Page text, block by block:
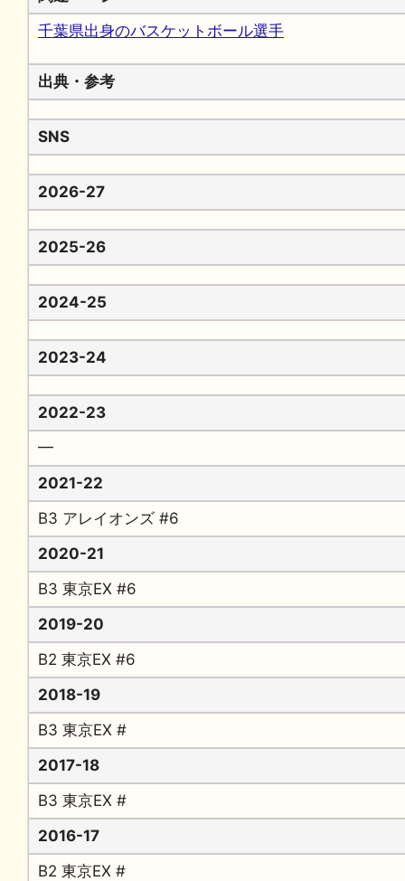
千葉県出身のバスケットボール選手
出典・参考
SNS
2026-27
2025-26
2024-25
2023-24
2022-23
━
2021-22
B3 アレイオンズ #6
2020-21
B3 東京EX #6
2019-20
B2 東京EX #6
2018-19
B3 東京EX #
2017-18
B3 東京EX #
2016-17
B2 東京EX #